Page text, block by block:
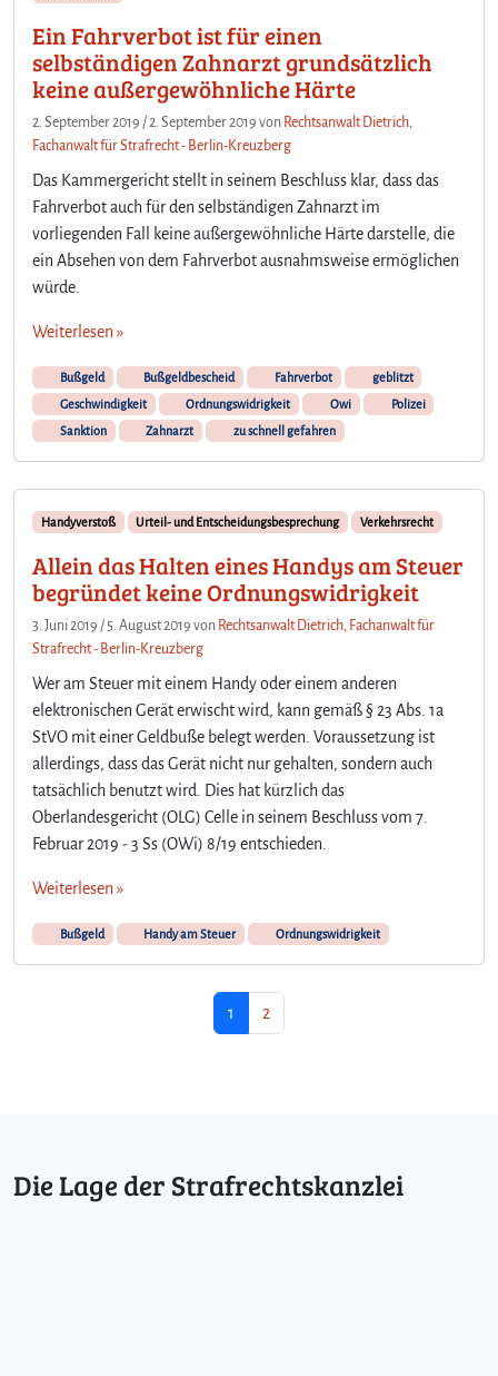
Ein Fahrverbot ist für einen
selbständigen Zahnarzt grundsätzlich
keine außergewöhnliche Härte
2. September 2019 /2. September 2019 von Rechtsanwalt Dietrich,
Fachanwalt für Strafrecht - Berlin-Kreuzberg
Das Kammergericht stellt in seinem Beschluss klar, dass das
Fahrverbot auch für den selbständigen Zahnarzt im
vorliegenden Fall keine außergewöhnliche Härte darstelle, die
ein Absehen von dem Fahrverbot ausnahmsweise ermöglichen
würde.
Weiterlesen »
Bußgeld Bußgeldbescheid Fahrverbot
geblitzt
Geschwindigkeit
Ordnungswidrigkeit Owi
Polizei
Sanktion
Zahnarzt zu schnell gefahren
Handyverstoß Urteil- und Entscheidungsbesprechung Verkehrsrecht
Allein das Halten eines Handys am Steuer
begründet keine Ordnungswidrigkeit
3. Juni 2019 / 5. August 2019 von Rechtsanwalt Dietrich, Fachanwalt für
Strafrecht - Berlin-Kreuzberg
Wer am Steuer mit einem Handy oder einem anderen
elektronischen Gerät erwischt wird, kann gemäß § 23 Abs. 1a
StVO mit einer Geldbuße belegt werden. Voraussetzung ist
allerdings, dass das Gerät nicht nur gehalten, sondern auch
tatsächlich benutzt wird. Dies hat kürzlich das
Oberlandesgericht (OLG) Celle in seinem Beschluss vom 7.
Februar 2019 - 3 Ss (OWi) 8/19 entschieden.
Weiterlesen »
Bußgeld Handy am Steuer Ordnungswidrigkeit
Aktuelle Seite
1 Seite
2
Die Lage der Strafrechtskanzlei